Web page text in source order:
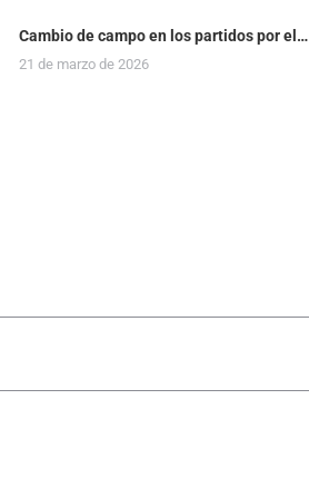
Cambio de campo en los partidos por el…
21 de marzo de 2026